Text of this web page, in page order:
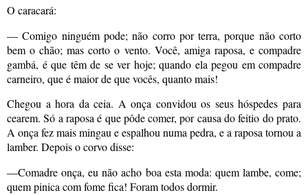
O caracará:
— Comigo ninguém pode; não corro por terra, porque não corto
bem o chão; mas corto o vento. Você, amiga raposa, e compadre
gambá, é que têm de se ver hoje; quando ela pegou em compadre
carneiro, que é maior de que vocês, quanto mais!
Chegou a hora da ceia. A onça convidou os seus hóspedes para
cearem. Só a raposa é que pôde comer, por causa do feitio do prato.
A onça fez mais mingau e espalhou numa pedra, e a raposa tornou a
lamber. Depois o corvo disse:
—Comadre onça, eu não acho boa esta moda: quem lambe, come;
quem pinica com fome fica! Foram todos dormir.